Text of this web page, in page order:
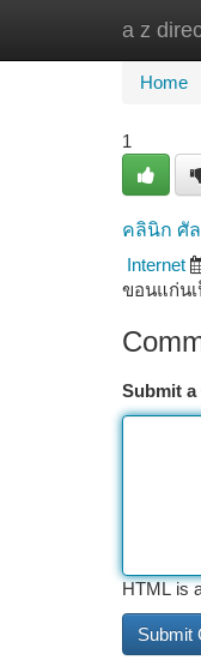
a z
Home
1
คลินิก ศั
Internet
ขอนแก่น
Submit a
HTML is